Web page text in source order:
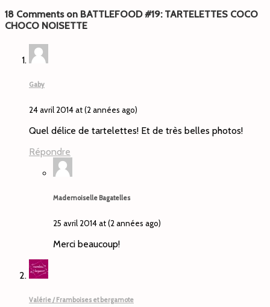
18 Comments on BATTLEFOOD #19: TARTELETTES COCO
CHOCO NOISETTE
Gaby
24 avril 2014 at (2 années ago)
Quel délice de tartelettes! Et de très belles photos!
Répondre
Mademoiselle Bagatelles
25 avril 2014 at (2 années ago)
Merci beaucoup!
Valérie / Framboises et bergamote